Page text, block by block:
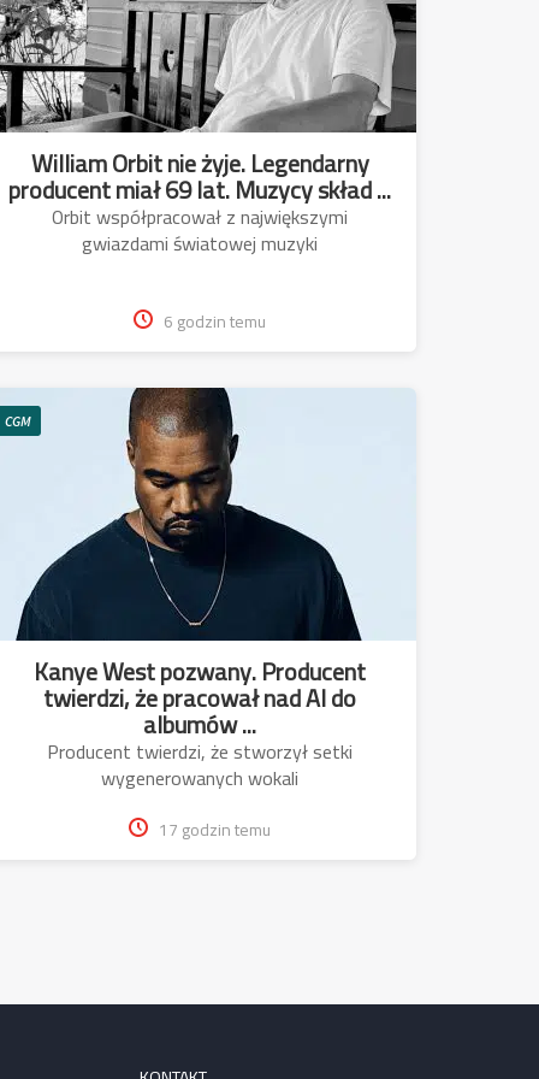
William Orbit nie żyje. Legendarny
producent miał 69 lat. Muzycy skład ...
Orbit współpracował z największymi
gwiazdami światowej muzyki
6 godzin temu
CGM
Kanye West pozwany. Producent
twierdzi, że pracował nad AI do
albumów ...
Producent twierdzi, że stworzył setki
wygenerowanych wokali
17 godzin temu